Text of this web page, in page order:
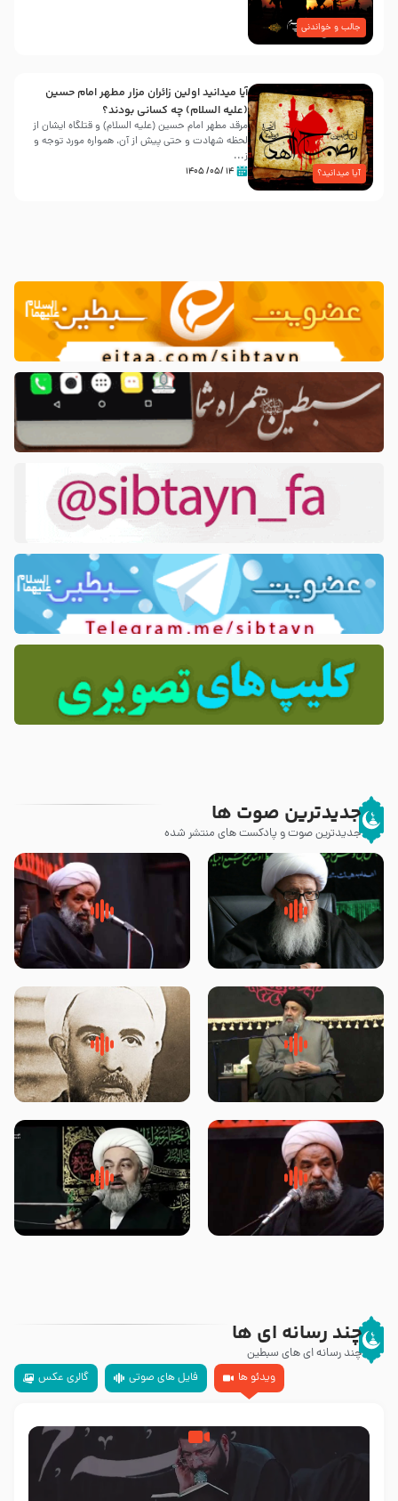
جالب و خواندنی
آیا میدانید؟
آیا میدانید اولین زائران مزار مطهر امام حسین
(علیه السلام) چه کسانی بودند؟
مرقد مطهر امام حسین (علیه السلام) و قتلگاه ایشان از
لحظه شهادت و حتی پیش از آن، همواره مورد توجه و
ز...
۱۴ /۰۵/ ۱۴۰۵
جدیدترین صوت ها
جدیدترین صوت و پادکست های منتشر شده
زوّار اربعین امام حسین (علیه
السلام) با این اشتیاق به زیارت
روضه جانسوز پاره های جگر امام
حسن مجتبی علیه السلام-حجت
لقب حضرت رقیه سلام الله علیها به
چه معناست – حجت الاسلام علوی
روضه‌ی مجلس یزید ملعون و
اسارت اهل‌بیت علیهم‌السلام –
محدث زاده
سلام جوانی که امام حسین علیه
السلام خودش جوابش را دادند
زیارتی که اسباب رزق زیاد و عمر
طولانی است حجت السلام حسین
چند رسانه ای ها
چند رسانه ای های سبطین
ویدئو ها
فایل های صوتی گالری عکس